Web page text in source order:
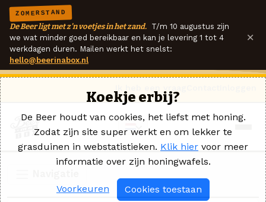
ZOMERSTAND
De Beer ligt met z'n voetjes in het zand. T/m 10 augustus zijn
we wat minder goed bereikbaar en kan je levering 1 tot 4
werkdagen duren. Mailen werkt het snelst:
hello@beerinabox.nl
×
Koekje erbij?
De Beer houdt van cookies, het liefst met honing.
Zodat zijn site super werkt en om lekker te
grasduinen in webstatistieken. Klik hier voor meer
informatie over zijn honingwafels.
Voorkeuren Cookies toestaan